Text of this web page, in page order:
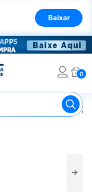
Baixar
0
Desodorante